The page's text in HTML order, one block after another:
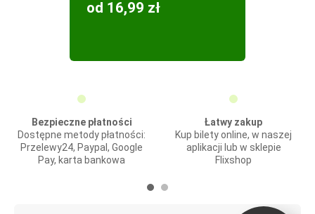
od 16,99 zł
Bezpieczne płatności
Dostępne metody płatności:
Przelewy24, Paypal, Google
Pay, karta bankowa
Łatwy zakup
Kup bilety online, w naszej
aplikacji lub w sklepie
Flixshop